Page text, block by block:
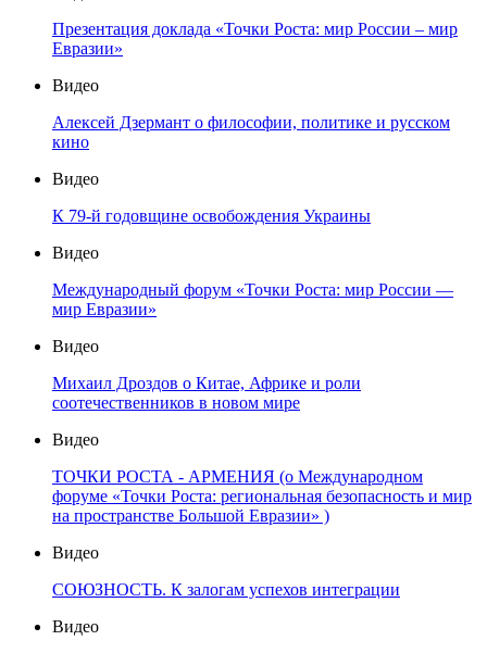
Презентация доклада «Точки Роста: мир России – мир
Евразии»
Видео
Алексей Дзермант о философии, политике и русском
кино
Видео
К 79-й годовщине освобождения Украины
Видео
Международный форум «Точки Роста: мир России —
мир Евразии»
Видео
Михаил Дроздов о Китае, Африке и роли
соотечественников в новом мире
Видео
ТОЧКИ РОСТА - АРМЕНИЯ (о Международном
форуме «Точки Роста: региональная безопасность и мир
на пространстве Большой Евразии» )
Видео
СОЮЗНОСТЬ. К залогам успехов интеграции
Видео